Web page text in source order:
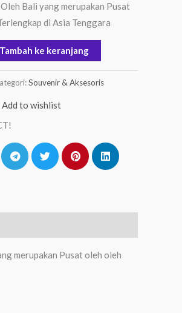
Bali yang merupakan Pusat
di Asia Tenggara
Tambah ke keranjang
Souvenir & Aksesoris
Add to wishlist
merupakan Pusat oleh oleh